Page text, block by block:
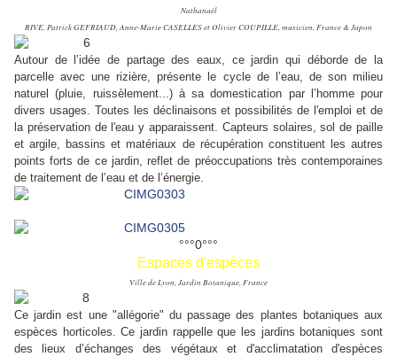
Nathanaël
RIVE, Patrick GEFRIAUD, Anne-Marie CASELLES et Olivier COUPILLE, musicien, France & Japon
Autour de l’idée de partage des eaux, ce jardin qui déborde de la
parcelle avec une rizière, présente le cycle de l’eau, de son milieu
naturel (pluie, ruissèlement...) à sa domestication par l’homme pour
divers usages. Toutes les déclinaisons et possibilités de l'emploi et de
la préservation de l'eau y apparaissent. Capteurs solaires, sol de paille
et argile, bassins et matériaux de récupération constituent les autres
points forts de ce jardin, reflet de préoccupations très contemporaines
de traitement de l’eau et de l’énergie.
°°°0°°°
Espaces d'espèces
Ville de Lyon, Jardin Botanique, France
Ce jardin est une "allégorie" du passage des plantes botaniques aux
espèces horticoles. Ce jardin rappelle que les jardins botaniques sont
des lieux d’échanges des végétaux et d'acclimatation d'espèces